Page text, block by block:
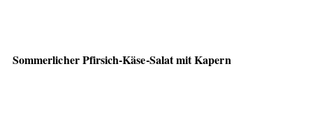
Sommerlicher Pfirsich-Käse-Salat mit Kapern